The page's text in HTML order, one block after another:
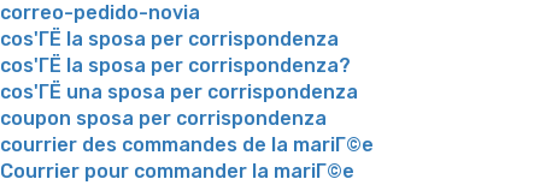
correo-pedido-novia
cos'ГЁ la sposa per corrispondenza
cos'ГЁ la sposa per corrispondenza?
cos'ГЁ una sposa per corrispondenza
coupon sposa per corrispondenza
courrier des commandes de la mariГ©e
Courrier pour commander la mariГ©e